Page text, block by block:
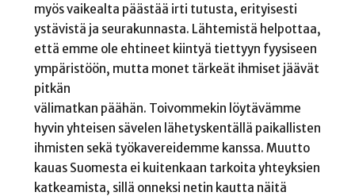
myös vaikealta päästää irti tutusta, erityisesti
ystävistä ja seurakunnasta. Lähtemistä helpottaa,
että emme ole ehtineet kiintyä tiettyyn fyysiseen
ympäristöön, mutta monet tärkeät ihmiset jäävät
pitkän
välimatkan päähän. Toivommekin löytävämme
hyvin yhteisen sävelen lähetyskentällä paikallisten
ihmisten sekä työkavereidemme kanssa. Muutto
kauas Suomesta ei kuitenkaan tarkoita yhteyksien
katkeamista, sillä onneksi netin kautta näitä